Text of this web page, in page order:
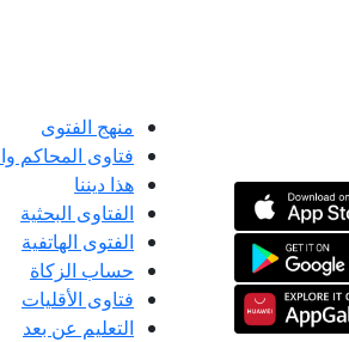
منهج الفتوى
فتاوى المحاكم
هذا ديننا
الفتاوى البحثية
الفتوى الهاتفية
حساب الزكاة
فتاوى الأقليات
التعليم عن بعد